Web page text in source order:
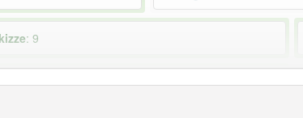
: 9
Nutzer haben den Artikel korrekt erraten.